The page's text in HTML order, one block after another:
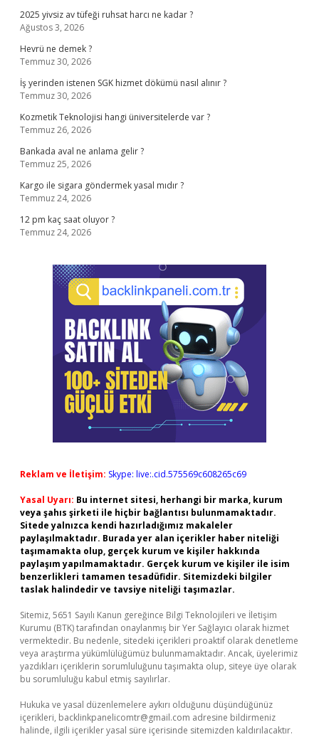
2025 yivsiz av tüfeği ruhsat harcı ne kadar ?
Ağustos 3, 2026
Hevrü ne demek ?
Temmuz 30, 2026
İş yerinden istenen SGK hizmet dökümü nasıl alınır ?
Temmuz 30, 2026
Kozmetik Teknolojisi hangi üniversitelerde var ?
Temmuz 26, 2026
Bankada aval ne anlama gelir ?
Temmuz 25, 2026
Kargo ile sigara göndermek yasal mıdır ?
Temmuz 24, 2026
12 pm kaç saat oluyor ?
Temmuz 24, 2026
Reklam ve İletişim: Skype: live:.cid.575569c608265c69
Yasal Uyarı: Bu internet sitesi, herhangi bir marka, kurum
veya şahıs şirketi ile hiçbir bağlantısı bulunmamaktadır.
Sitede yalnızca kendi hazırladığımız makaleler
paylaşılmaktadır. Burada yer alan içerikler haber niteliği
taşımamakta olup, gerçek kurum ve kişiler hakkında
paylaşım yapılmamaktadır. Gerçek kurum ve kişiler ile isim
benzerlikleri tamamen tesadüfidir. Sitemizdeki bilgiler
taslak halindedir ve tavsiye niteliği taşımazlar.
Sitemiz, 5651 Sayılı Kanun gereğince Bilgi Teknolojileri ve İletişim
Kurumu (BTK) tarafından onaylanmış bir Yer Sağlayıcı olarak hizmet
vermektedir. Bu nedenle, sitedeki içerikleri proaktif olarak denetleme
veya araştırma yükümlülüğümüz bulunmamaktadır. Ancak, üyelerimiz
yazdıkları içeriklerin sorumluluğunu taşımakta olup, siteye üye olarak
bu sorumluluğu kabul etmiş sayılırlar.
Hukuka ve yasal düzenlemelere aykırı olduğunu düşündüğünüz
içerikleri, backlinkpanelicomtr@gmail.com adresine bildirmeniz
halinde, ilgili içerikler yasal süre içerisinde sitemizden kaldırılacaktır.